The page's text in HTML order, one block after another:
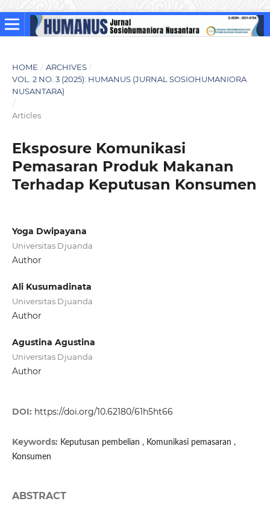
HOME / ARCHIVES /
VOL. 2 NO. 3 (2025): HUMANUS (JURNAL SOSIOHUMANIORA
NUSANTARA)
/
Articles
Eksposure Komunikasi
Pemasaran Produk Makanan
Terhadap Keputusan Konsumen
Yoga Dwipayana
Universitas Djuanda
Author
Ali Kusumadinata
Universitas Djuanda
Author
Agustina Agustina
Universitas Djuanda
Author
DOI: https://doi.org/10.62180/61h5ht66
Keywords: Keputusan pembelian , Komunikasi pemasaran ,
Konsumen
ABSTRACT